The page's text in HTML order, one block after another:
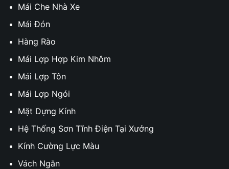
Mái Che Nhà Xe
Mái Đón
Hàng Rào
Mái Lợp Hợp Kim Nhôm
Mái Lợp Tôn
Mái Lợp Ngói
Mặt Dựng Kính
Hệ Thống Sơn Tĩnh Điện Tại Xưởng
Kính Cường Lực Màu
Vách Ngăn